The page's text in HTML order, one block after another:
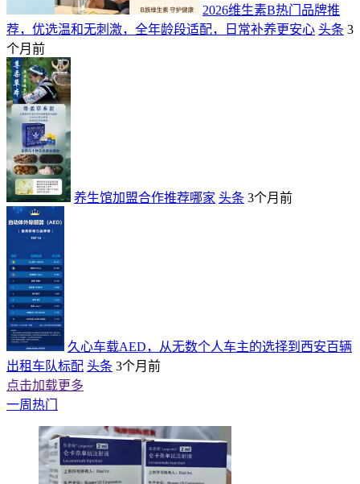
2026维生素B热门品牌推
荐，优选温和无刺激，全年龄段适配，日常补养更安心 头条 3
个月前
养生馆加盟合作推荐哪家 头条 3个月前
久心车载AED，从无数个人车主的选择到西安百辆
出租车队标配 头条 3个月前
点击加载更多
一周热门